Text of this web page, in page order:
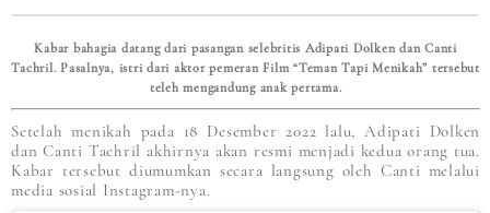
Kabar bahagia datang dari pasangan selebritis Adipati Dolken dan Canti
Tachril. Pasalnya, istri dari aktor pemeran Film “Teman Tapi Menikah” tersebut
teleh mengandung anak pertama.
Setelah menikah pada 18 Desember 2022 lalu, Adipati Dolken
dan Canti Tachril akhirnya akan resmi menjadi kedua orang tua.
Kabar tersebut diumumkan secara langsung oleh Canti melalui
media sosial Instagram-nya.